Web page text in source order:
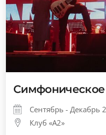
Сентябрь - Декабрь
Клуб «А2»